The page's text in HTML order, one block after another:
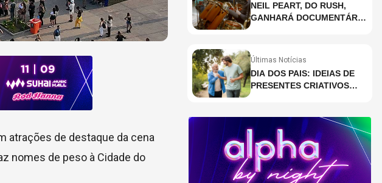
atrações de destaque da cena
nomes de peso à Cidade do
NEIL PEART, DO RUSH,
GANHARÁ DOCUMENTÁRIO
SMITH, STEWART
CAREY
Últimas Notícias
DIA DOS PAIS: IDEIAS DE
PRESENTES CRIATIVOS